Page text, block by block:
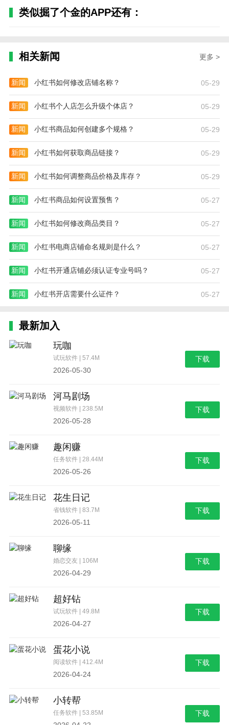
类似掘了个金的APP还有：
相关新闻 更多 >
新闻 小红书如何修改店铺名称？ 05-29
新闻 小红书个人店怎么升级个体店？ 05-29
新闻 小红书商品如何创建多个规格？ 05-29
新闻 小红书如何获取商品链接？ 05-29
新闻 小红书如何调整商品价格及库存？ 05-29
新闻 小红书商品如何设置预售？ 05-27
新闻 小红书如何修改商品类目？ 05-27
新闻 小红书电商店铺命名规则是什么？ 05-27
新闻 小红书开通店铺必须认证专业号吗？ 05-27
新闻 小红书开店需要什么证件？ 05-27
最新加入
玩咖
试玩软件 | 57.4M
2026-05-30
下载
河马剧场
视频软件 | 238.5M
2026-05-28
下载
趣闲赚
任务软件 | 28.44M
2026-05-26
下载
花生日记
省钱软件 | 83.7M
2026-05-11
下载
聊缘
婚恋交友 | 106M
2026-04-29
下载
超好钻
试玩软件 | 49.8M
2026-04-27
下载
蛋花小说
阅读软件 | 412.4M
2026-04-24
下载
小转帮
任务软件 | 53.85M 下载